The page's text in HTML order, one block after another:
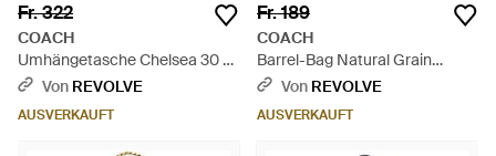
Fr. 322
COACH
Umhängetasche Chelsea 30 -
Mettallic
Von REVOLVE
AUSVERKAUFT
Fr. 189
COACH
Barrel-Bag Natural Grain
Leather - Schwarz
Von REVOLVE
AUSVERKAUFT